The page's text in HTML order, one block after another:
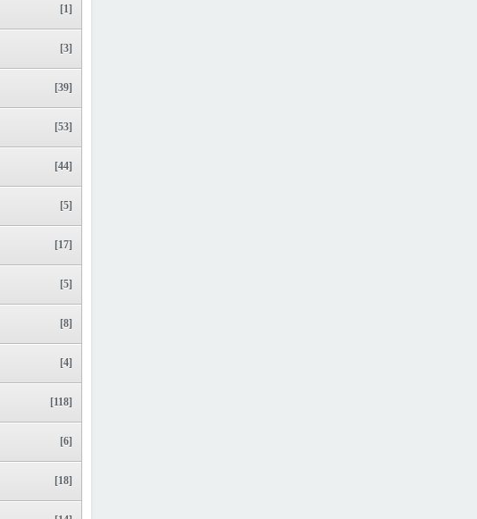
[1]
[3]
[39]
[53]
[44]
[5]
[17]
[5]
[8]
[4]
[118]
[6]
[18]